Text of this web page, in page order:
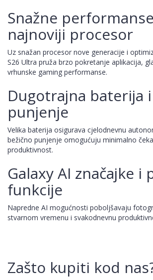
Snažne
najnoviji procesor
Uz snažan procesor nove generacije i
S26 Ultra pruža brzo pokretanje aplikacija,
vrhunske gaming performanse.
Dugotrajna baterija
punjenje
Velika baterija osigurava cjelodnevnu
bežično punjenje omogućuju minimalno
produktivnost.
Galaxy AI značajke i
funkcije
Napredne AI mogućnosti poboljšavaju
stvarnom vremenu i svakodnevnu
Zašto kupiti kod